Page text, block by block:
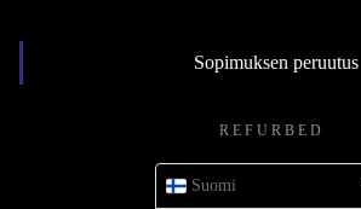
Sopimuksen peruutus
REFURBED
Suomi